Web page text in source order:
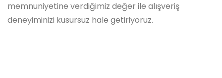
memnuniyetine verdiğimiz değer ile alışveriş
deneyiminizi kusursuz hale getiriyoruz.